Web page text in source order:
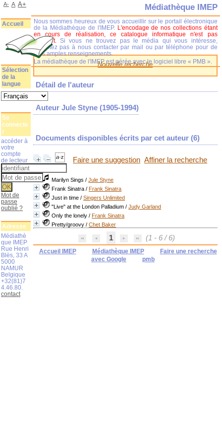
Nouvelle recherche
Détail de l'auteur
Auteur Jule Styne (1905-1994)
Documents disponibles écrits par cet auteur (6)
Faire une suggestion Affiner la recherche
Marilyn Sings /Jule Styne
Frank Sinatra /Frank Sinatra
Just in time /Singers Unlimited
"Live" at the London Palladium /Judy Garland
Only the lonely /Frank Sinatra
Pretty/groovy /Chet Baker
1 (1 - 6 / 6)
Accueil IMEP Médiathèque IMEP
Faire une recherche
avec Google
pmb
Médiathèque IMEP
Nous sommes heureux de vous accueillir sur le portail électronique
de la Médiathèque de l'IMEP. L'encodage de nos collections étant
en cours de réalisation, ce catalogue informatique n'est pas
complet.
Si vous ne trouvez pas le média qui vous intéresse,
n'hésitez pas à nous contacter par mail ou par téléphone pour de
plus amples renseignements.
La médiathèque de l'IMEP est gérée avec le logiciel libre « PMB ».
A- A A+
Accueil
Sélection
de la
langue
Se
connecte
r
accéder à
votre
compte
de lecteur
Mot de
passe
oublié ?
Adresse
Médiathè
que IMEP
Rue Henri
Blès, 33 A
5000
NAMUR
Belgique
+32(81)7
4.46.80.
contact